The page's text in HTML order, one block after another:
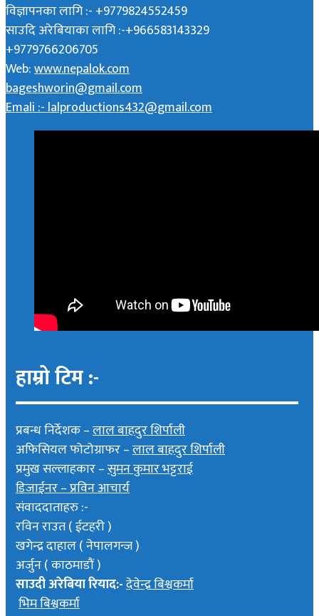
विज्ञापनका लागि :- +9779824552459
साउदि अरेबियाका लागि :-+966583143329
+9779766206705
Web:www.nepalok.com
bageshworin@gmail.com
Emali :- lalproductions432@gmail.com
हाम्रो टिम :-
प्रबन्ध निर्देशक –लाल बाहदुर शिर्पाली
अफिसियल फोटोग्राफर –लाल बाहदुर शिर्पाली
प्रमुख सल्लाहकार –सुमन कुमार भट्टराई
डिजाईनर – प्रविन आचार्य
संवाददाताहरु :-
रविन राउत ( ईटहरी )
खगेन्द्र दाहाल ( नेपालगन्ज )
अर्जुन ( काठमाडौं )
साउदी अरेबिया रियाद:-देवेन्द्र बिश्वकर्मा
भिम बिश्वकर्मा